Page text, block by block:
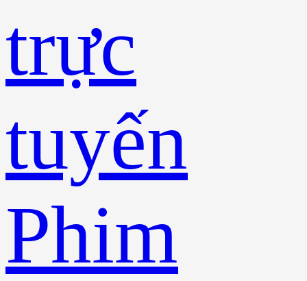
trực
tuyến
Phim